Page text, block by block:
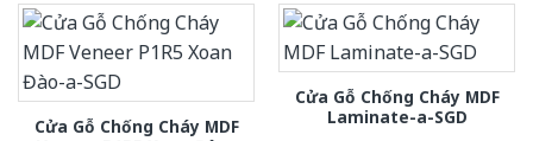
Cửa Gỗ Chống Cháy MDF
Cửa Gỗ Chống Cháy MDF
Laminate-a-SGD